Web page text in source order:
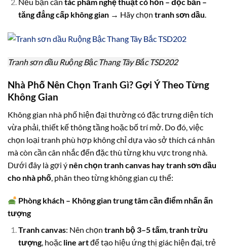
tăng đẳng cấp không gian→ Hãy chọn tranh sơn dầu.
Tranh sơn dầu Ruộng Bậc Thang Tây Bắc TSD202
Nhà Phố Nên Chọn Tranh Gì? Gợi Ý Theo Từng
Không Gian
Không gian nhà phố hiện đại thường có đặc trưng diện tích
vừa phải, thiết kế thông tầng hoặc bố trí mở. Do đó, việc
chọn loại tranh phù hợp không chỉ dựa vào sở thích cá nhân
mà còn cần cân nhắc đến đặc thù từng khu vực trong nhà.
Dưới đây là gợi ý nên chọn tranh canvas hay tranh sơn dầu
cho nhà phố , phân theo từng không gian cụ thể:
Phòng khách – Không gian trung tâm cần điểm nhấn ấn
tượng
Tranh canvas: Nên chọn tranh bộ 3–5 tấm,tranh trừu
tượng, hoặc line artđể tạo hiệu ứng thị giác hiện đại, trẻ